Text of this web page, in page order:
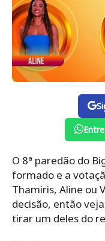
O 8ª paredão do
formado e a
Thamiris, Aline ou
decisão, então
tirar um deles do